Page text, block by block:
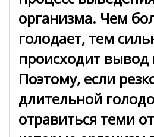
организма. Чем
голодает, тем
происходит
Поэтому, если
длительной
отравиться теми